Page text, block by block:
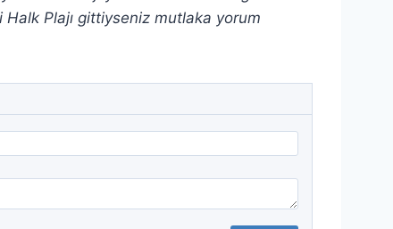
Plajı gittiyseniz mutlaka yorum